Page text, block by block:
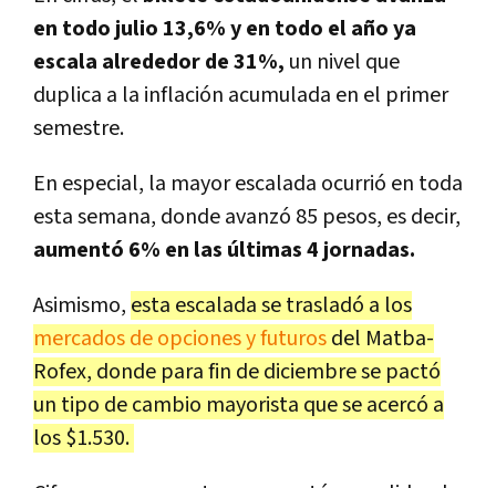
en todo julio 13,6% y en todo el año ya
escala alrededor de 31%, un nivel que
duplica a la inflación acumulada en el primer
semestre.
En especial, la mayor escalada ocurrió en toda
esta semana, donde avanzó 85 pesos, es decir,
aumentó 6% en las últimas 4 jornadas.
Asimismo, esta escalada se trasladó a los
mercados de opciones y futurosdel Matba-
Rofex, donde para fin de diciembre se pactó
un tipo de cambio mayorista que se acercó a
los $1.530.